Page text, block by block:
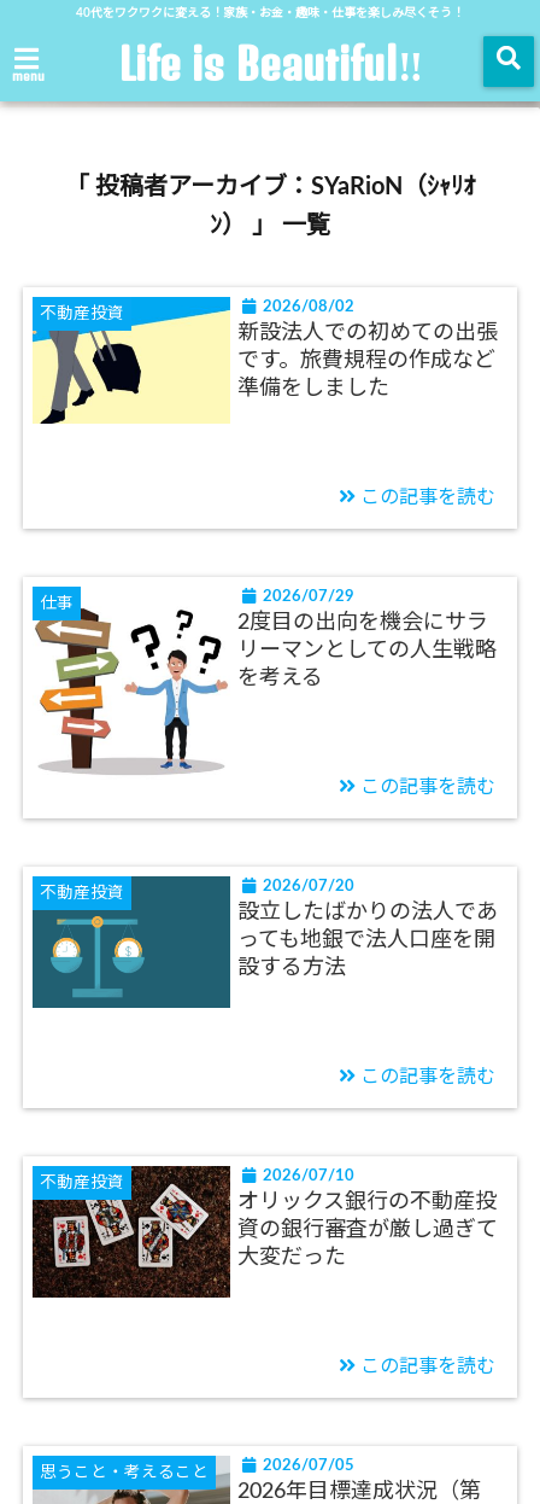
40代をワクワクに変える！家族・お金・趣味・仕事を楽しみ尽くそう！
menu Life is Beautiful‼︎
「 投稿者アーカイブ：SYaRioN（ｼｬﾘｵ
ﾝ） 」 一覧
不動産投資 2026/08/02
新設法人での初めての出張
です。旅費規程の作成など
準備をしました
この記事を読む
仕事 2026/07/29
2度目の出向を機会にサラ
リーマンとしての人生戦略
を考える
この記事を読む
不動産投資 2026/07/20
設立したばかりの法人であ
っても地銀で法人口座を開
設する方法
この記事を読む
不動産投資 2026/07/10
オリックス銀行の不動産投
資の銀行審査が厳し過ぎて
大変だった
この記事を読む
思うこと・考えること 2026/07/05
2026年目標達成状況（第